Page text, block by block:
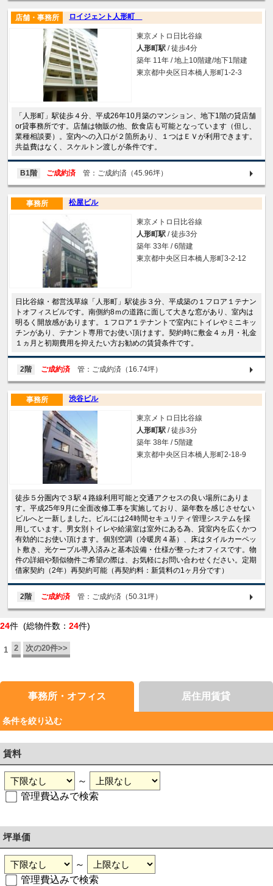
ロイジェント人形町
店舗・事務所
東京メトロ日比谷線
人形町駅 / 徒歩4分
築年 11年 / 地上10階建/地下1階建
東京都中央区日本橋人形町1-2-3
「人形町」駅徒歩４分、平成26年10月築のマンション、地下1階の貸店舗
or貸事務所です。店舗は物販の他、飲食店も可能となっています（但し、
業種相談要）。室内への入口が２箇所あり、１つはＥＶが利用できます。
共益費はなく、スケルトン渡しが条件です。
B1階 ご成約済 管：ご成約済（45.96坪）
松屋ビル
事務所
東京メトロ日比谷線
人形町駅 / 徒歩3分
築年 33年 / 6階建
東京都中央区日本橋人形町3-2-12
日比谷線・都営浅草線「人形町」駅徒歩３分、平成築の１フロア１テナン
トオフィスビルです。南側約8ｍの道路に面して大きな窓があり、室内は
明るく開放感があります。１フロア１テナントで室内にトイレやミニキッ
チンがあり、テナント専用でお使い頂けます。契約時に敷金４ヵ月・礼金
１ヵ月と初期費用を抑えたい方お勧めの賃貸条件です。
2階 ご成約済 管：ご成約済（16.74坪）
渋谷ビル
事務所
東京メトロ日比谷線
人形町駅 / 徒歩3分
築年 38年 / 5階建
東京都中央区日本橋人形町2-18-9
徒歩５分圏内で３駅４路線利用可能と交通アクセスの良い場所にありま
す。平成25年9月に全面改修工事を実施しており、築年数を感じさせない
ビルへと一新しました。ビルには24時間セキュリティ管理システムを採
用しています。男女別トイレや給湯室は室外にある為、貸室内を広くかつ
有効的にお使い頂けます。個別空調（冷暖房４基）、床はタイルカーペッ
ト敷き、光ケーブル導入済みと基本設備・仕様が整ったオフィスです。物
件の詳細や類似物件ご希望の際は、お気軽にお問い合わせください。定期
借家契約（2年）再契約可能（再契約料：新賃料の1ヶ月分です）
2階 ご成約済 管：ご成約済（50.31坪）
24件 (総物件数： 24件)
1 2 次の20件>>
事務所・オフィス 居住用賃貸
条件を絞り込む
賃料
～
管理費込みで検索
坪単価
～
管理費込みで検索